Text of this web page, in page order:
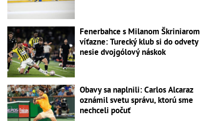
Fenerbahce s Milanom Škriniarom
víťazne: Turecký klub si do odvety
nesie dvojgólový náskok
Obavy sa naplnili: Carlos Alcaraz
oznámil svetu správu, ktorú sme
nechceli počuť